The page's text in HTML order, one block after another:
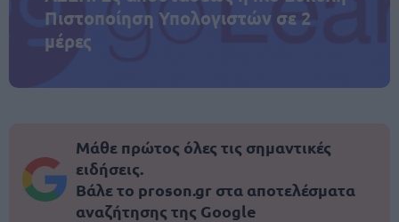
Πιστοποίηση Υπολογιστών σε 2
μέρες
Μάθε πρώτος όλες τις σημαντικές
ειδήσεις.
Βάλε το proson.gr στα αποτελέσματα
αναζήτησης της Google